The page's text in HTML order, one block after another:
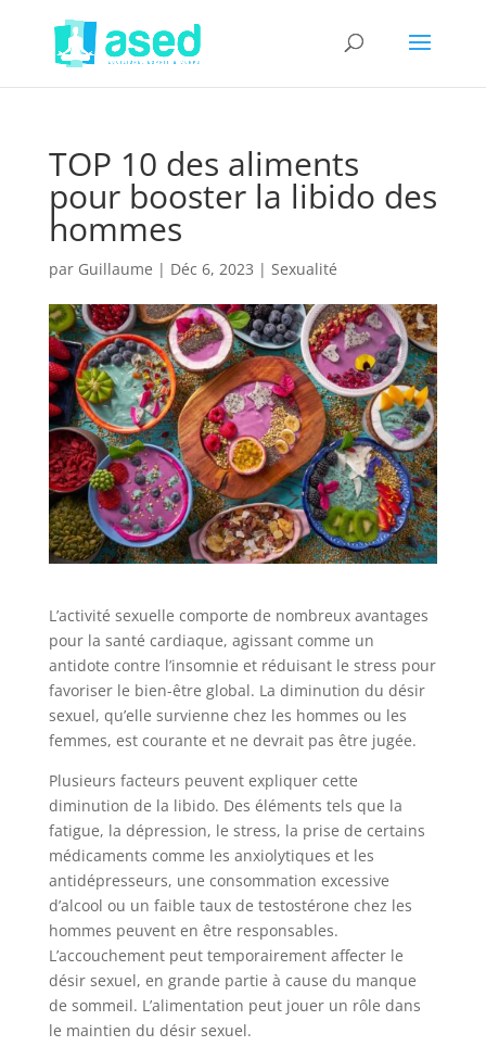
TOP 10 des aliments
pour booster la libido des
hommes
par Guillaume | Déc 6, 2023 | Sexualité
L’activité sexuelle comporte de nombreux avantages
pour la santé cardiaque, agissant comme un
antidote contre l’insomnie et réduisant le stress pour
favoriser le bien-être global. La diminution du désir
sexuel, qu’elle survienne chez les hommes ou les
femmes, est courante et ne devrait pas être jugée.
Plusieurs facteurs peuvent expliquer cette
diminution de la libido. Des éléments tels que la
fatigue, la dépression, le stress, la prise de certains
médicaments comme les anxiolytiques et les
antidépresseurs, une consommation excessive
d’alcool ou un faible taux de testostérone chez les
hommes peuvent en être responsables.
L’accouchement peut temporairement affecter le
désir sexuel, en grande partie à cause du manque
de sommeil. L’alimentation peut jouer un rôle dans
le maintien du désir sexuel.